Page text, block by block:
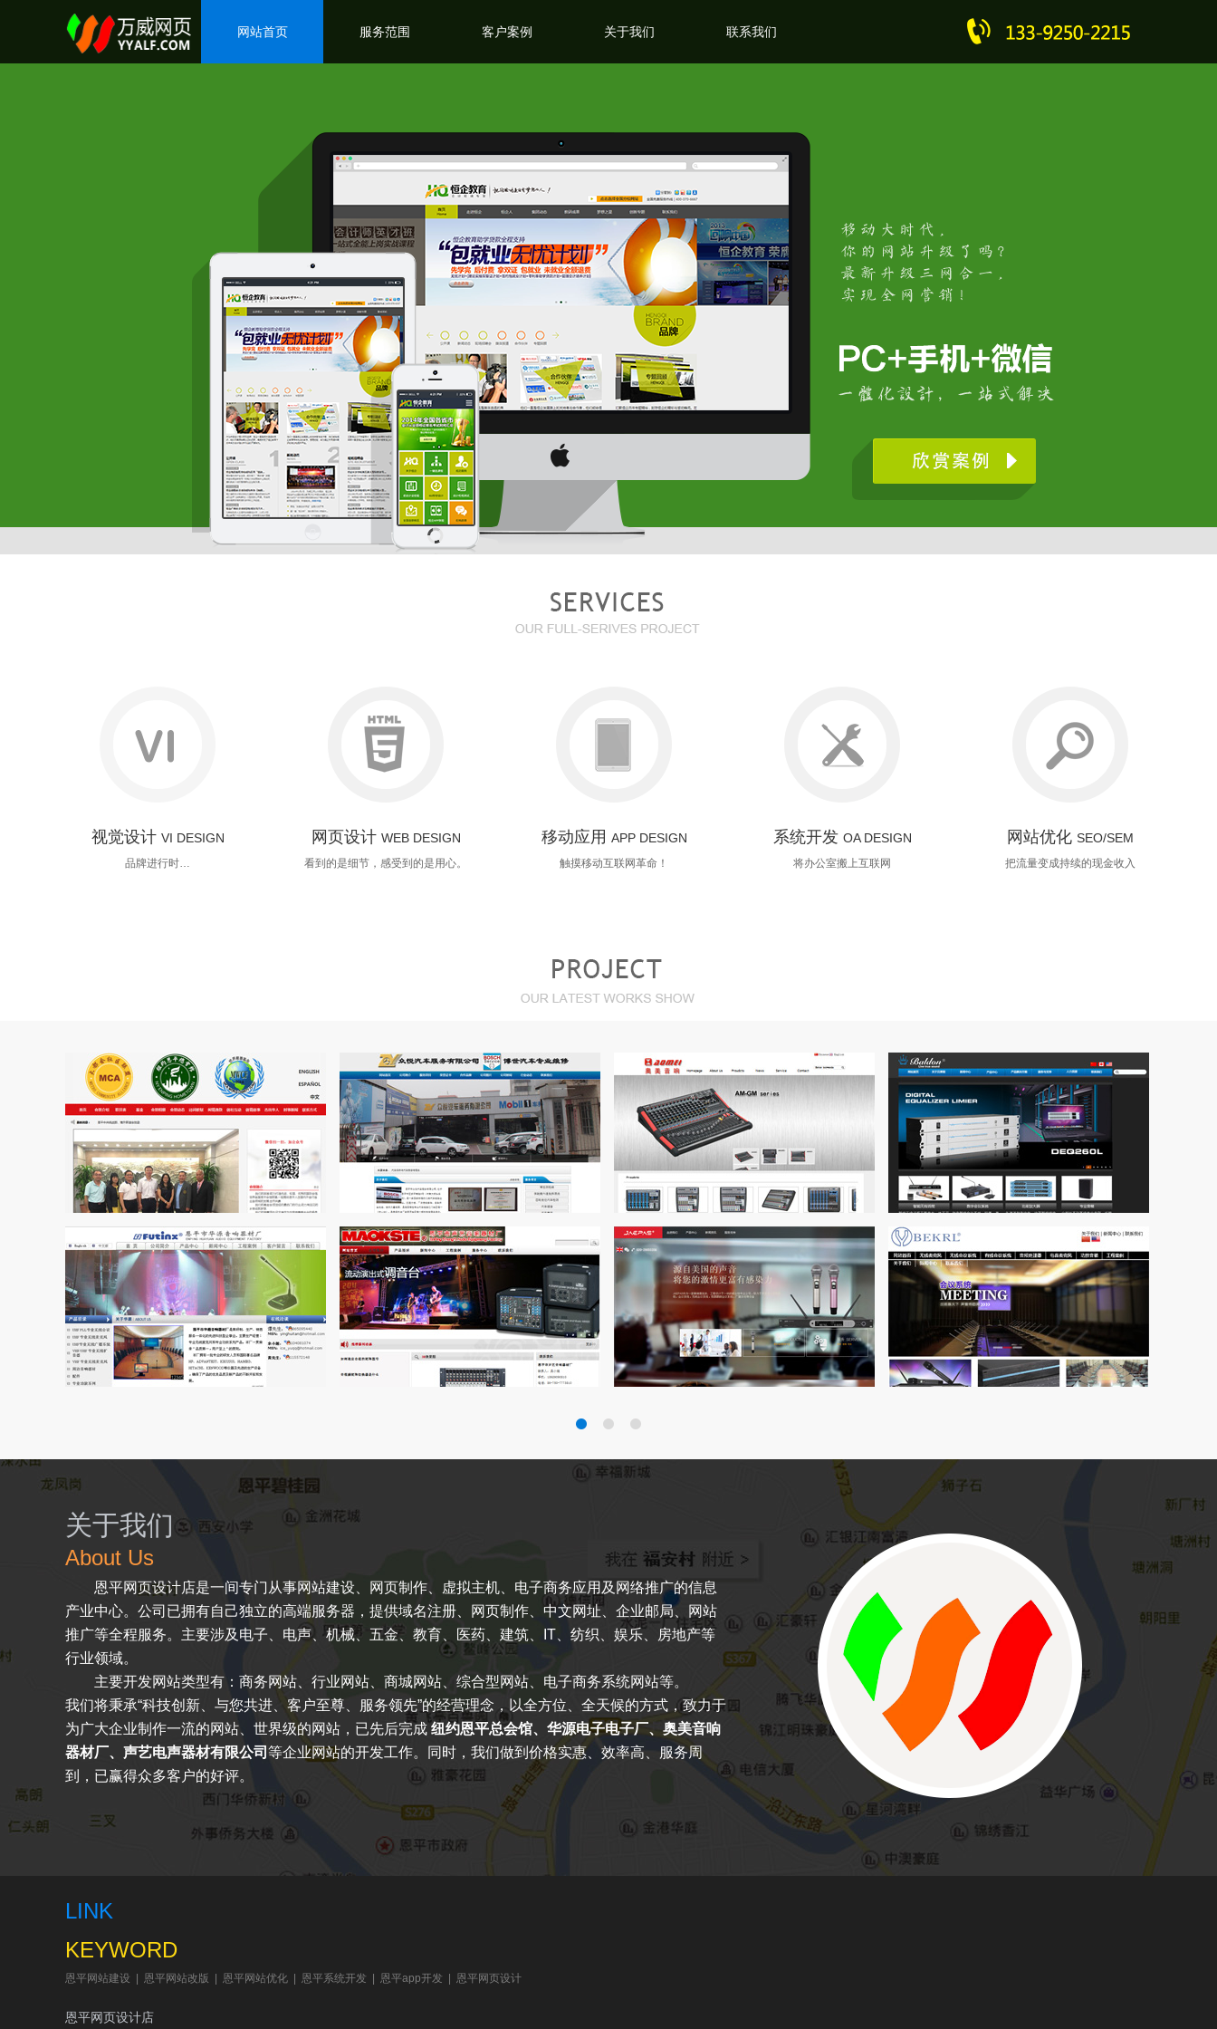
网站首页 服务范围 客户案例 关于我们 联系我们
视觉设计 VI DESIGN
品牌进行时…
网页设计 WEB DESIGN
看到的是细节，感受到的是用心。
移动应用 APP DESIGN
触摸移动互联网革命！
系统开发 OA DESIGN
将办公室搬上互联网
网站优化 SEO/SEM
把流量变成持续的现金收入
关于我们
About Us
恩平网页设计店是一间专门从事网站建设、网页制作、虚拟主机、电子商务应用及网络推广的信息
产业中心。公司已拥有自己独立的高端服务器，提供域名注册、网页制作、中文网址、企业邮局、网站
推广等全程服务。主要涉及电子、电声、机械、五金、教育、医药、建筑、IT、纺织、娱乐、房地产等
行业领域。
主要开发网站类型有：商务网站、行业网站、商城网站、综合型网站、电子商务系统网站等。
我们将秉承“科技创新、与您共进、客户至尊、服务领先”的经营理念，以全方位、全天候的方式，致力于
为广大企业制作一流的网站、世界级的网站，已先后完成 纽约恩平总会馆、华源电子电子厂、奥美音响
器材厂、声艺电声器材有限公司 等企业网站的开发工作。同时，我们做到价格实惠、效率高、服务周
到，已赢得众多客户的好评。
LINK
KEYWORD
恩平网站建设 恩平网站改版 恩平网站优化 恩平系统开发 恩平app开发 恩平网页设计
恩平网页设计店